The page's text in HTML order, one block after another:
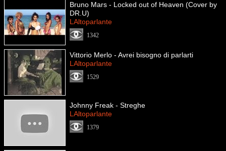
Bruno Mars - Locked out of Heaven (Cover by
DR.U)
LAltoparlante
1342
Vittorio Merlo - Avrei bisogno di parlarti
LAltoparlante
1529
Johnny Freak - Streghe
LAltoparlante
1379